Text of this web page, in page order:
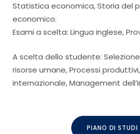
Statistica economica, Storia del
economico.
Esami a scelta: Lingua inglese,
A scelta dello studente:
risorse umane, Processi
internazionale, Management
PIANO DI STUDI